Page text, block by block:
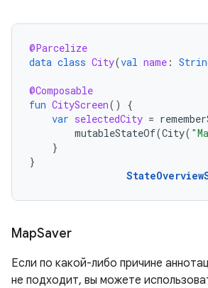
@Parcelize
data class City(val name :
@Composable
fun CityScreen()
{
var selectedCity =
mutableStateOf(City(
}
}
MapSaver
Если по какой-либо причине
не подходит, вы можете